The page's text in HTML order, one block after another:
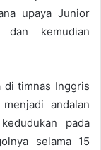
upaya Junior
dan kemudian
di timnas Inggris
andalan
pada
selama 15